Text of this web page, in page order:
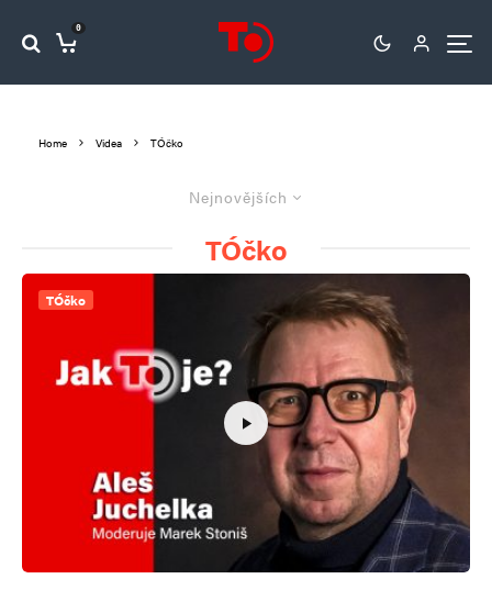
0
Home Videa TÓčko
Nejnovějších
TÓčko
TÓčko